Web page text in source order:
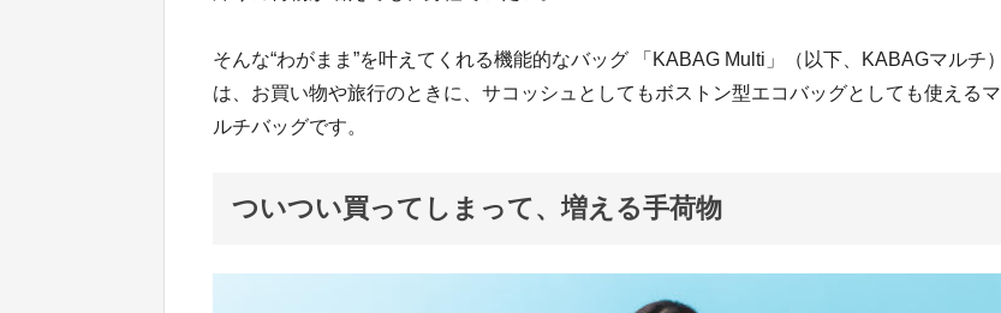
そんな“わがまま”を叶えてくれる機能的なバッグ 「KABAG Multi」（以下、KABAGマルチ）
は、お買い物や旅行のときに、サコッシュとしてもボストン型エコバッグとしても使えるマ
ルチバッグです。
ついつい買ってしまって、増える手荷物